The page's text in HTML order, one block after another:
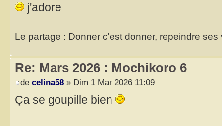
j'adore
Le partage : Donner c'est donner, repeindre ses
Re: Mars 2026 : Mochikoro 6
de celina58 » Dim 1 Mar 2026 11:09
Ça se goupille bien